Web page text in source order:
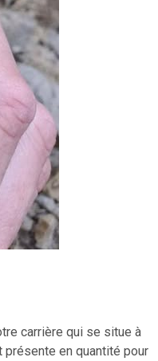
carrière qui se situe à
en quantité pour